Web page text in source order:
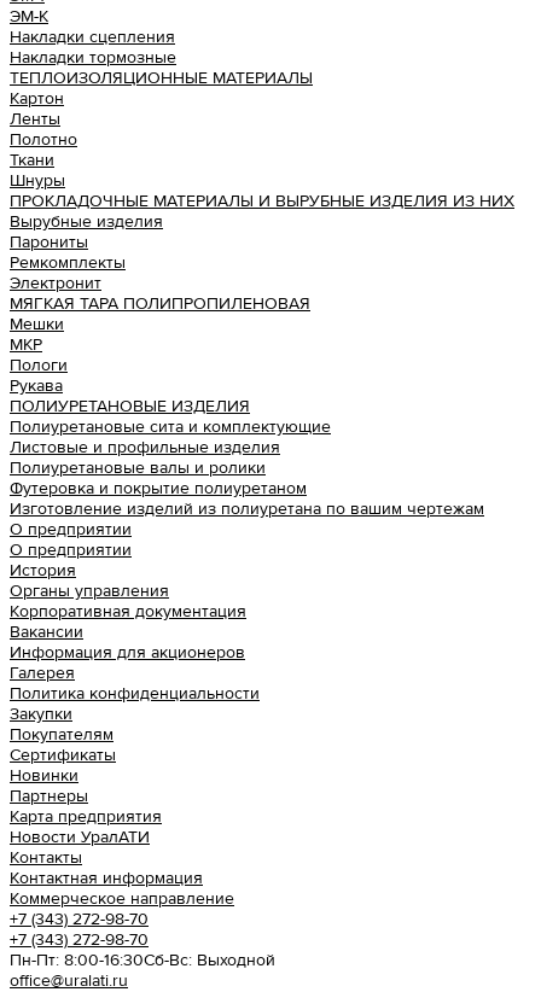
ЭМ-К
Накладки сцепления
Накладки тормозные
ТЕПЛОИЗОЛЯЦИОННЫЕ МАТЕРИАЛЫ
Картон
Ленты
Полотно
Ткани
Шнуры
ПРОКЛАДОЧНЫЕ МАТЕРИАЛЫ И ВЫРУБНЫЕ ИЗДЕЛИЯ ИЗ НИХ
Вырубные изделия
Парониты
Ремкомплекты
Электронит
МЯГКАЯ ТАРА ПОЛИПРОПИЛЕНОВАЯ
Мешки
МКР
Пологи
Рукава
ПОЛИУРЕТАНОВЫЕ ИЗДЕЛИЯ
Полиуретановые сита и комплектующие
Листовые и профильные изделия
Полиуретановые валы и ролики
Футеровка и покрытие полиуретаном
Изготовление изделий из полиуретана по вашим чертежам
О предприятии
О предприятии
История
Органы управления
Корпоративная документация
Вакансии
Информация для акционеров
Галерея
Политика конфиденциальности
Закупки
Покупателям
Сертификаты
Новинки
Партнеры
Карта предприятия
Новости УралАТИ
Контакты
Контактная информация
Коммерческое направление
+7 (343) 272-98-70
+7 (343) 272-98-70
Пн-Пт: 8:00-16:30Cб-Вс: Выходной
office@uralati.ru